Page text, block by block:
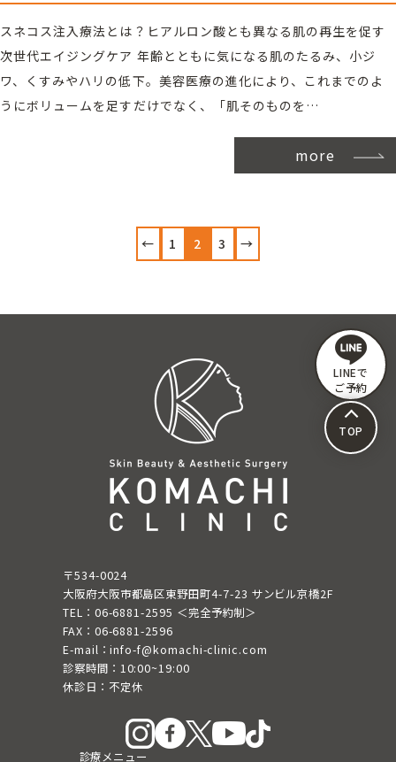
スネコス注入療法とは？ヒアルロン酸とも異なる肌の再生を促す
次世代エイジングケア 年齢とともに気になる肌のたるみ、小ジ
ワ、くすみやハリの低下。美容医療の進化により、これまでのよ
うにボリュームを足すだけでなく、「肌そのものを…
more
ペ
← 1 2 3 →
〒534-0024
大阪府大阪市都島区東野田町4-7-23 サンビル京橋2F
TEL：06-6881-2595 ＜完全予約制＞
FAX：06-6881-2596
E-mail：info-f@komachi-clinic.com
診察時間：10:00~19:00
休診日：不定休
診療メニュー
LINEで
ご予約
TOP